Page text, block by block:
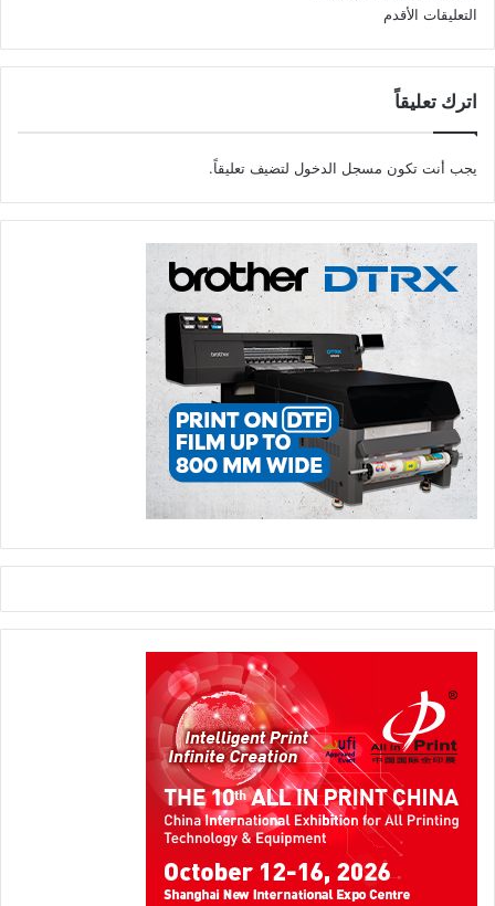
تصفّح
التعليقات
التعليقات الأقدم
اترك تعليقاً
يجب أنت تكون مسجل الدخول لتضيف تعليقاً.